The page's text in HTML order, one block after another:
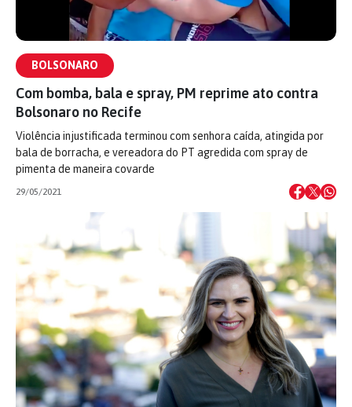
BOLSONARO
Com bomba, bala e spray, PM reprime ato contra
Bolsonaro no Recife
Violência injustificada terminou com senhora caída, atingida por
bala de borracha, e vereadora do PT agredida com spray de
pimenta de maneira covarde
29/05/2021